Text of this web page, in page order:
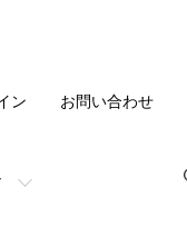
ン お問い合わせ